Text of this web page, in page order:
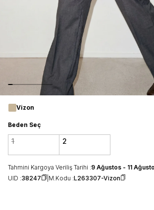
Vizon
Beden Seç
1 2
Tahmini Kargoya Veriliş Tarihi :9 Ağustos - 11
UID :38247 M.Kodu :L263307-Vizon